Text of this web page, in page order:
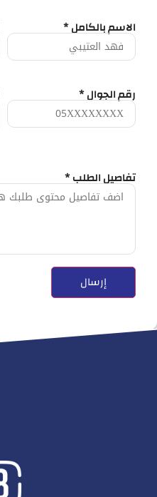
الاسم بالكامل *
رقم الجوال *
تفاصيل الطلب *